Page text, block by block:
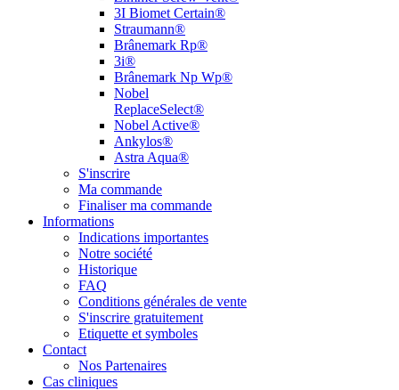
3I Biomet Certain®
Straumann®
Brânemark Rp®
3i®
Brânemark Np Wp®
Nobel
ReplaceSelect®
Nobel Active®
Ankylos®
Astra Aqua®
S'inscrire
Ma commande
Finaliser ma commande
Informations
Indications importantes
Notre société
Historique
FAQ
Conditions générales de vente
S'inscrire gratuitement
Etiquette et symboles
Contact
Nos Partenaires
Cas cliniques